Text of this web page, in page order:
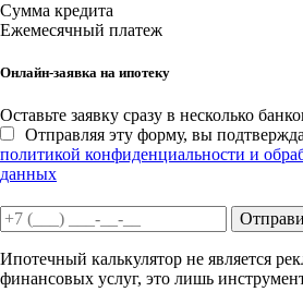
Сумма кредита
Ежемесячный платеж
Онлайн-заявка на ипотеку
Оставьте заявку сразу в несколько
Отправляя эту форму, вы
политикой конфиденциальности и
данных
Ипотечный калькулятор не является
финансовых услуг, это лишь